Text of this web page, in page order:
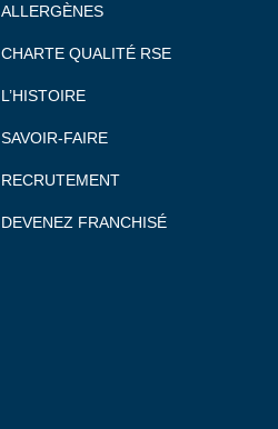
ALLERGÈNES
CHARTE QUALITÉ RSE
L’HISTOIRE
SAVOIR-FAIRE
RECRUTEMENT
DEVENEZ FRANCHISÉ